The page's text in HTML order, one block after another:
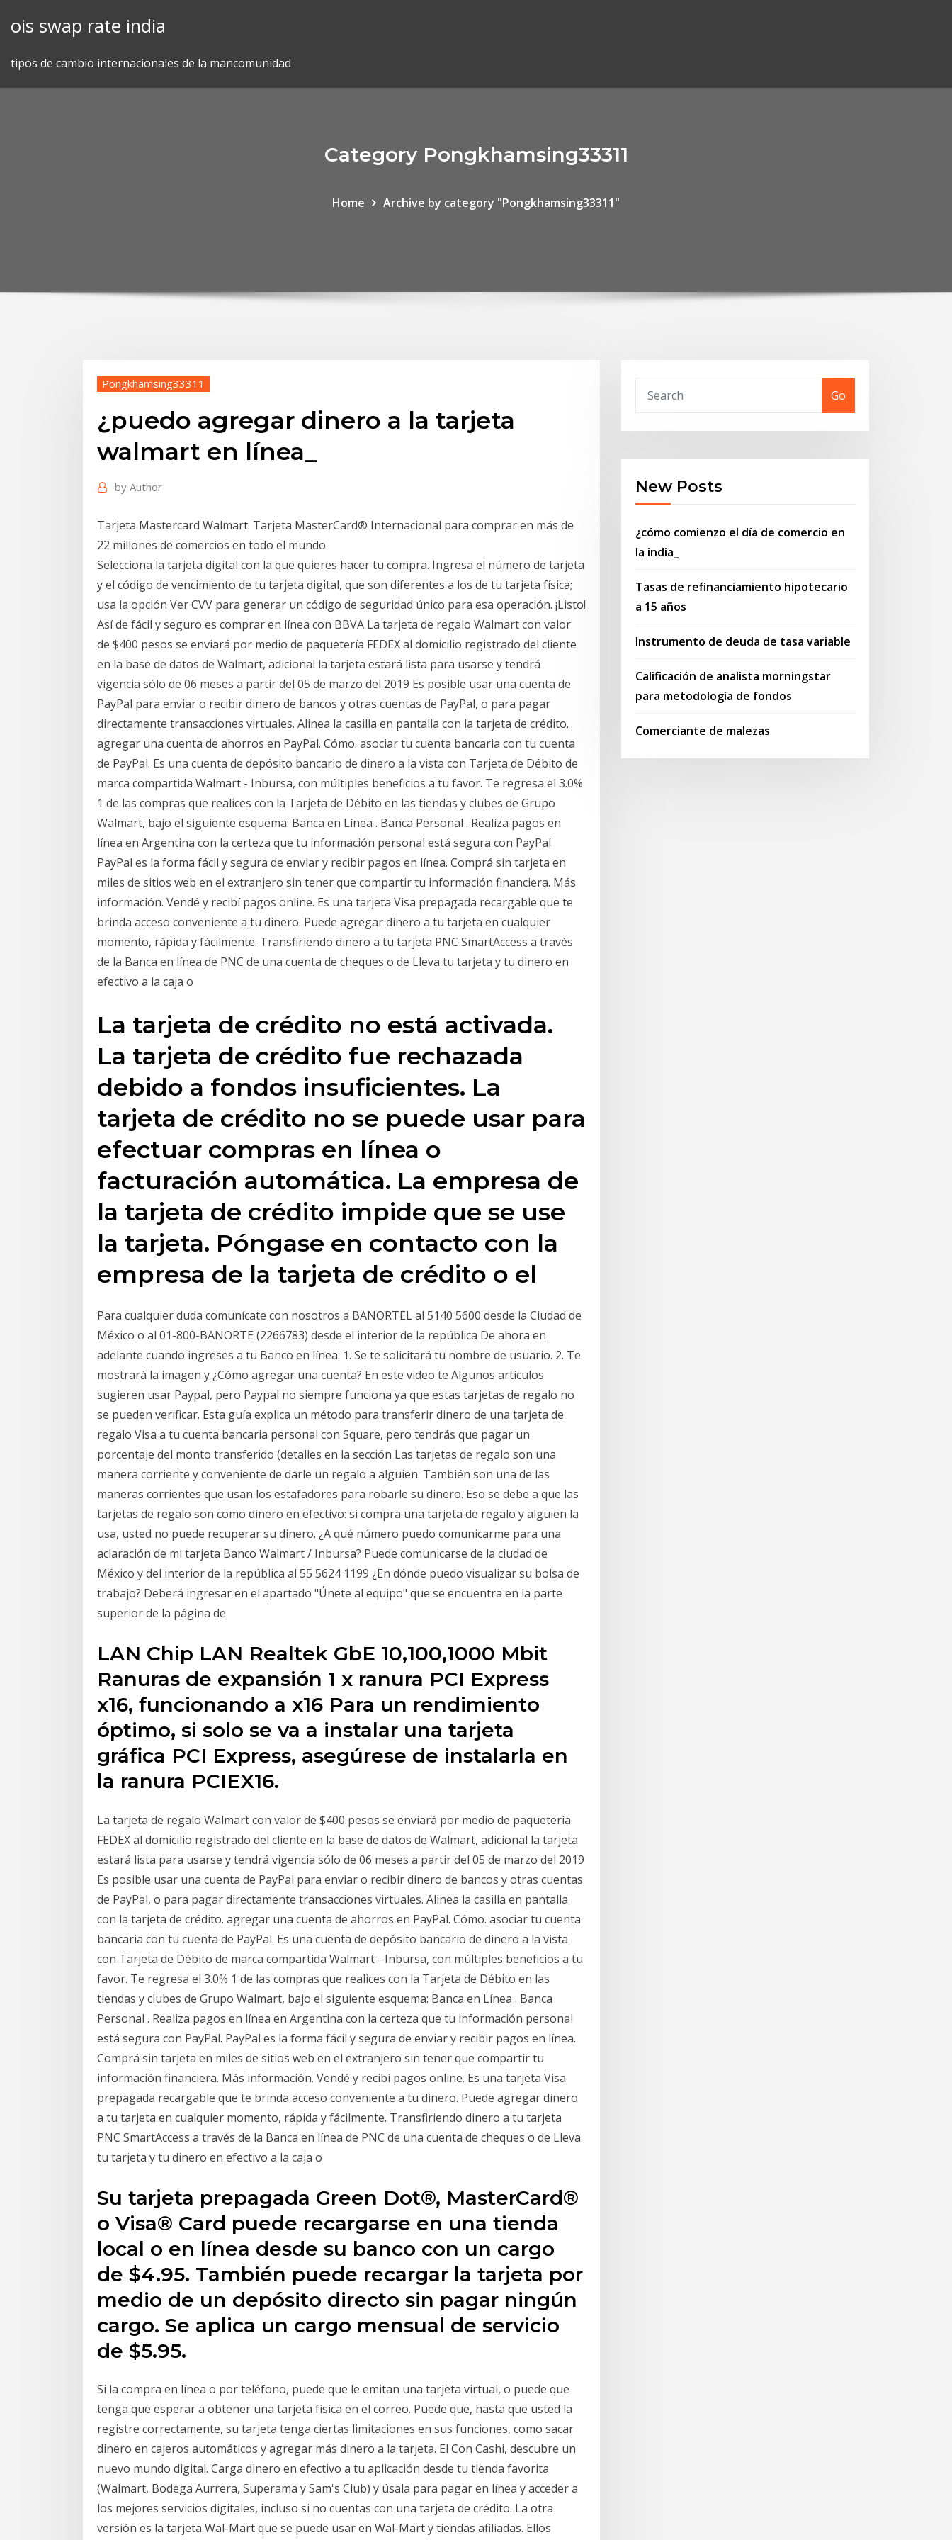
ois swap rate india
tipos de cambio internacionales de la mancomunidad
Category Pongkhamsing33311
Home Archive by category "Pongkhamsing33311"
Pongkhamsing33311
¿puedo agregar dinero a la tarjeta
walmart en línea_
by Author
Tarjeta Mastercard Walmart. Tarjeta MasterCard® Internacional para comprar en más de
22 millones de comercios en todo el mundo.
Selecciona la tarjeta digital con la que quieres hacer tu compra. Ingresa el número de tarjeta
y el código de vencimiento de tu tarjeta digital, que son diferentes a los de tu tarjeta física;
usa la opción Ver CVV para generar un código de seguridad único para esa operación. ¡Listo!
Así de fácil y seguro es comprar en línea con BBVA La tarjeta de regalo Walmart con valor
de $400 pesos se enviará por medio de paquetería FEDEX al domicilio registrado del cliente
en la base de datos de Walmart, adicional la tarjeta estará lista para usarse y tendrá
vigencia sólo de 06 meses a partir del 05 de marzo del 2019 Es posible usar una cuenta de
PayPal para enviar o recibir dinero de bancos y otras cuentas de PayPal, o para pagar
directamente transacciones virtuales. Alinea la casilla en pantalla con la tarjeta de crédito.
agregar una cuenta de ahorros en PayPal. Cómo. asociar tu cuenta bancaria con tu cuenta
de PayPal. Es una cuenta de depósito bancario de dinero a la vista con Tarjeta de Débito de
marca compartida Walmart - Inbursa, con múltiples beneficios a tu favor. Te regresa el 3.0%
1 de las compras que realices con la Tarjeta de Débito en las tiendas y clubes de Grupo
Walmart, bajo el siguiente esquema: Banca en Línea . Banca Personal . Realiza pagos en
línea en Argentina con la certeza que tu información personal está segura con PayPal.
PayPal es la forma fácil y segura de enviar y recibir pagos en línea. Comprá sin tarjeta en
miles de sitios web en el extranjero sin tener que compartir tu información financiera. Más
información. Vendé y recibí pagos online. Es una tarjeta Visa prepagada recargable que te
brinda acceso conveniente a tu dinero. Puede agregar dinero a tu tarjeta en cualquier
momento, rápida y fácilmente. Transfiriendo dinero a tu tarjeta PNC SmartAccess a través
de la Banca en línea de PNC de una cuenta de cheques o de Lleva tu tarjeta y tu dinero en
efectivo a la caja o
La tarjeta de crédito no está activada.
La tarjeta de crédito fue rechazada
debido a fondos insuficientes. La
tarjeta de crédito no se puede usar para
efectuar compras en línea o
facturación automática. La empresa de
la tarjeta de crédito impide que se use
la tarjeta. Póngase en contacto con la
empresa de la tarjeta de crédito o el
Para cualquier duda comunícate con nosotros a BANORTEL al 5140 5600 desde la Ciudad de
México o al 01-800-BANORTE (2266783) desde el interior de la república De ahora en
adelante cuando ingreses a tu Banco en línea: 1. Se te solicitará tu nombre de usuario. 2. Te
mostrará la imagen y ¿Cómo agregar una cuenta? En este video te Algunos artículos
sugieren usar Paypal, pero Paypal no siempre funciona ya que estas tarjetas de regalo no
se pueden verificar. Esta guía explica un método para transferir dinero de una tarjeta de
regalo Visa a tu cuenta bancaria personal con Square, pero tendrás que pagar un
porcentaje del monto transferido (detalles en la sección Las tarjetas de regalo son una
manera corriente y conveniente de darle un regalo a alguien. También son una de las
maneras corrientes que usan los estafadores para robarle su dinero. Eso se debe a que las
tarjetas de regalo son como dinero en efectivo: si compra una tarjeta de regalo y alguien la
usa, usted no puede recuperar su dinero. ¿A qué número puedo comunicarme para una
aclaración de mi tarjeta Banco Walmart / Inbursa? Puede comunicarse de la ciudad de
México y del interior de la república al 55 5624 1199 ¿En dónde puedo visualizar su bolsa de
trabajo? Deberá ingresar en el apartado "Únete al equipo" que se encuentra en la parte
superior de la página de
LAN Chip LAN Realtek GbE 10,100,1000 Mbit
Ranuras de expansión 1 x ranura PCI Express
x16, funcionando a x16 Para un rendimiento
óptimo, si solo se va a instalar una tarjeta
gráfica PCI Express, asegúrese de instalarla en
la ranura PCIEX16.
La tarjeta de regalo Walmart con valor de $400 pesos se enviará por medio de paquetería
FEDEX al domicilio registrado del cliente en la base de datos de Walmart, adicional la tarjeta
estará lista para usarse y tendrá vigencia sólo de 06 meses a partir del 05 de marzo del 2019
Es posible usar una cuenta de PayPal para enviar o recibir dinero de bancos y otras cuentas
de PayPal, o para pagar directamente transacciones virtuales. Alinea la casilla en pantalla
con la tarjeta de crédito. agregar una cuenta de ahorros en PayPal. Cómo. asociar tu cuenta
bancaria con tu cuenta de PayPal. Es una cuenta de depósito bancario de dinero a la vista
con Tarjeta de Débito de marca compartida Walmart - Inbursa, con múltiples beneficios a tu
favor. Te regresa el 3.0% 1 de las compras que realices con la Tarjeta de Débito en las
tiendas y clubes de Grupo Walmart, bajo el siguiente esquema: Banca en Línea . Banca
Personal . Realiza pagos en línea en Argentina con la certeza que tu información personal
está segura con PayPal. PayPal es la forma fácil y segura de enviar y recibir pagos en línea.
Comprá sin tarjeta en miles de sitios web en el extranjero sin tener que compartir tu
información financiera. Más información. Vendé y recibí pagos online. Es una tarjeta Visa
prepagada recargable que te brinda acceso conveniente a tu dinero. Puede agregar dinero
a tu tarjeta en cualquier momento, rápida y fácilmente. Transfiriendo dinero a tu tarjeta
PNC SmartAccess a través de la Banca en línea de PNC de una cuenta de cheques o de Lleva
tu tarjeta y tu dinero en efectivo a la caja o
Su tarjeta prepagada Green Dot®, MasterCard®
o Visa® Card puede recargarse en una tienda
local o en línea desde su banco con un cargo
de $4.95. También puede recargar la tarjeta por
medio de un depósito directo sin pagar ningún
cargo. Se aplica un cargo mensual de servicio
de $5.95.
Si la compra en línea o por teléfono, puede que le emitan una tarjeta virtual, o puede que
tenga que esperar a obtener una tarjeta física en el correo. Puede que, hasta que usted la
registre correctamente, su tarjeta tenga ciertas limitaciones en sus funciones, como sacar
dinero en cajeros automáticos y agregar más dinero a la tarjeta. El Con Cashi, descubre un
nuevo mundo digital. Carga dinero en efectivo a tu aplicación desde tu tienda favorita
(Walmart, Bodega Aurrera, Superama y Sam's Club) y úsala para pagar en línea y acceder a
los mejores servicios digitales, incluso si no cuentas con una tarjeta de crédito. La otra
versión es la tarjeta Wal-Mart que se puede usar en Wal-Mart y tiendas afiliadas. Ellos
Go
New Posts
¿cómo comienzo el día de comercio en
la india_
Tasas de refinanciamiento hipotecario
a 15 años
Instrumento de deuda de tasa variable
Calificación de analista morningstar
para metodología de fondos
Comerciante de malezas